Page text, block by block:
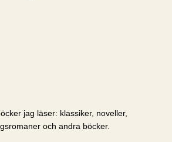
jag läser: klassiker, noveller,
och andra böcker.